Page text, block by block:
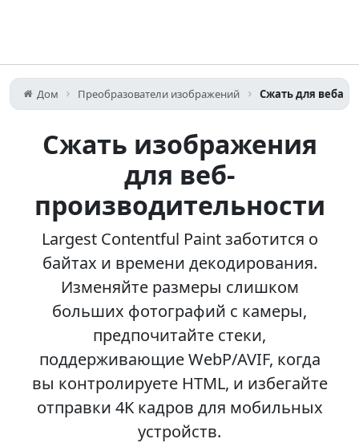
Дом Преобразователи изображений Сжать для веба
Сжать изображения
для веб-
производительности
Largest Contentful Paint заботится о
байтах и времени декодирования.
Изменяйте размеры слишком
больших фотографий с камеры,
предпочитайте стеки,
поддерживающие WebP/AVIF, когда
вы контролируете HTML, и избегайте
отправки 4K кадров для мобильных
устройств.